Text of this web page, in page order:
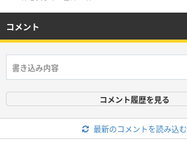
コメント
コメント履歴を見る
最新のコメントを読み込む